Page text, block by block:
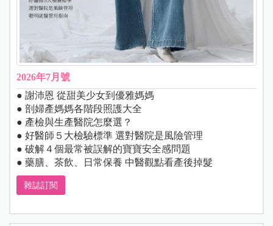
2026年7月號
● 謝沛恩 從甜美少女到優雅媽媽
● 剖婦產媽媽各階段照護大全
● 產檢與生產醫院怎麼選？
● 好醫師５大檢驗標準 選對醫院是風險管理
● 破解４個最常被誤解的寶寶安全感問題
● 藥膳、茶飲、日常保養 中醫觀點看產後掉髮
雜誌訂閱